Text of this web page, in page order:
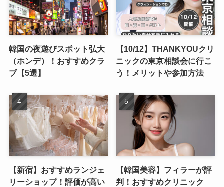
韓国の夜遊びスポット弘大
（ホンデ）！おすすめクラ
ブ【5選】
【10/12】THANKYOUクリ
ニックの東京相談会に行こ
う！メリットや参加方法
【新宿】おすすめランジェ
リーショップ！評価が高い
【韓国美容】フィラーが評
判！おすすめクリニック